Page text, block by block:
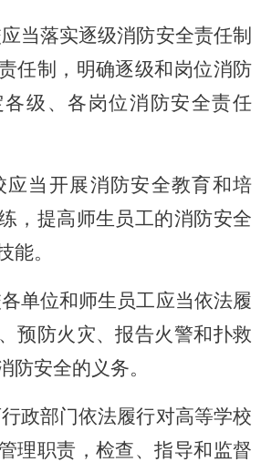
当落实逐级消防安全责任制
任制，明确逐级和岗位消防
级、各岗位消防安全责任
应当开展消防安全教育和培
，提高师生员工的消防安全
能。
单位和师生员工应当依法履
预防火灾、报告火警和扑救
防安全的义务。
政部门依法履行对高等学校
理职责，检查、指导和监督